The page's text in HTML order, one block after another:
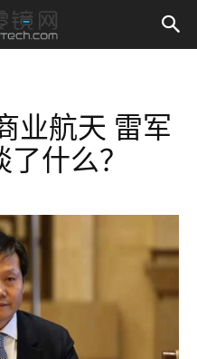
业航天 雷军
什么？